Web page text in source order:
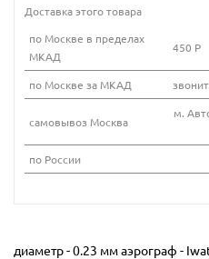
Доставка этого товара
по Москве в пределах
МКАД
450 Р
по Москве за МКАД
самовывоз Москва
м.
по России
диаметр - 0.23 мм аэрограф -